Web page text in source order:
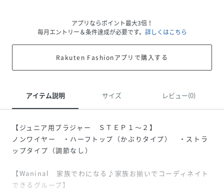
アプリならポイント最大3倍！
毎月エントリー＆条件達成が必要です。 詳しくはこちら
Rakuten Fashionアプリで購入する
アイテム説明 サイズ レビュー(0)
【ジュニア用ブラジャー ＳＴＥＰ１～２】
ノンワイヤー ・ハーフトップ（かぶりタイプ） ・ストラ
ップタイプ（調節なし）
【Waninal 家族でわになる♪家族お揃いでコーディネイト
できるグループ】